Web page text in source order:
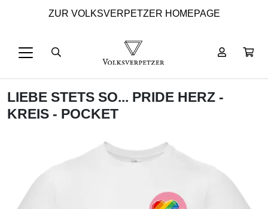
ZUR VOLKSVERPETZER HOMEPAGE
LIEBE STETS SO... PRIDE HERZ -
KREIS - POCKET